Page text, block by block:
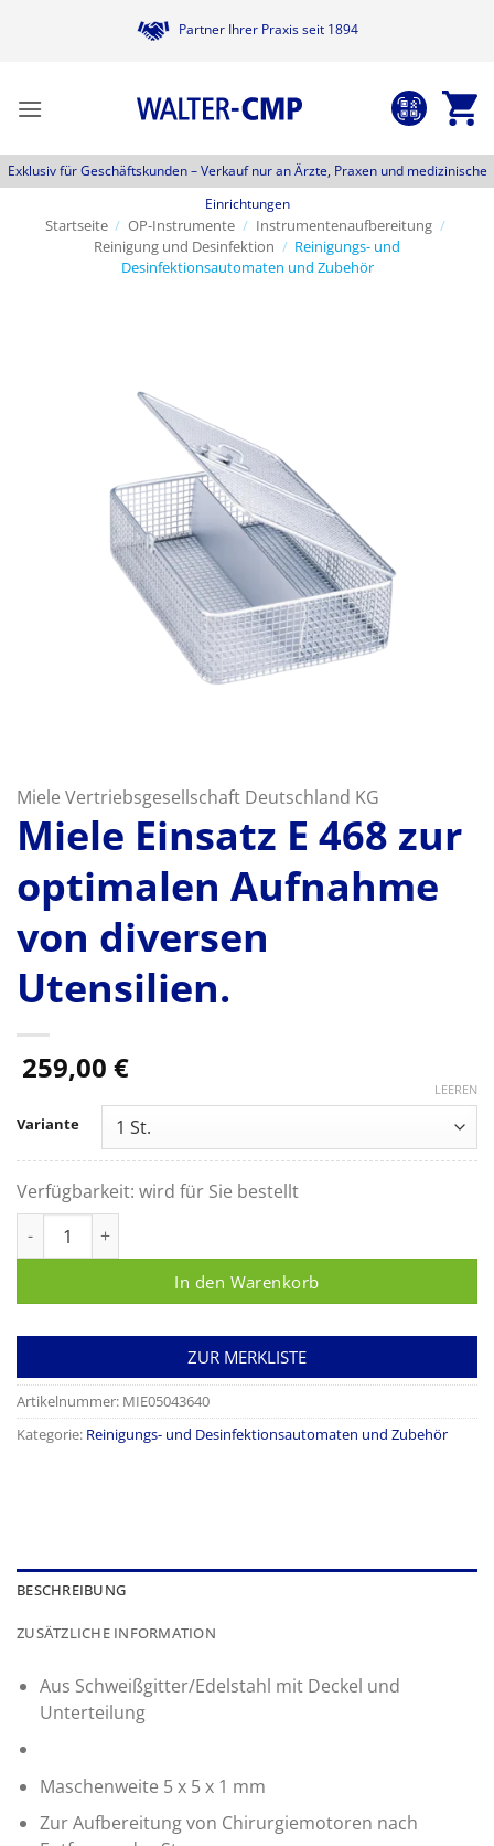
Partner Ihrer Praxis seit 1894
Exklusiv für Geschäftskunden –Verkauf nur an Ärzte, Praxen und medizinische
Einrichtungen
Startseite / OP-Instrumente / Instrumentenaufbereitung /
Reinigung und Desinfektion / Reinigungs- und
Desinfektionsautomaten und Zubehör
Miele Vertriebsgesellschaft Deutschland KG
Miele Einsatz E 468 zur
optimalen Aufnahme
von diversen
Utensilien.
259,00 €
Variante
LEEREN
Verfügbarkeit: wird für Sie bestellt
In den Warenkorb
ZUR MERKLISTE
Artikelnummer: MIE05043640
Kategorie: Reinigungs- und Desinfektionsautomaten und Zubehör
BESCHREIBUNG
ZUSÄTZLICHE INFORMATION
Aus Schweißgitter/Edelstahl mit Deckel und
Unterteilung
Maschenweite 5 x 5 x 1 mm
Zur Aufbereitung von Chirurgiemotoren nach